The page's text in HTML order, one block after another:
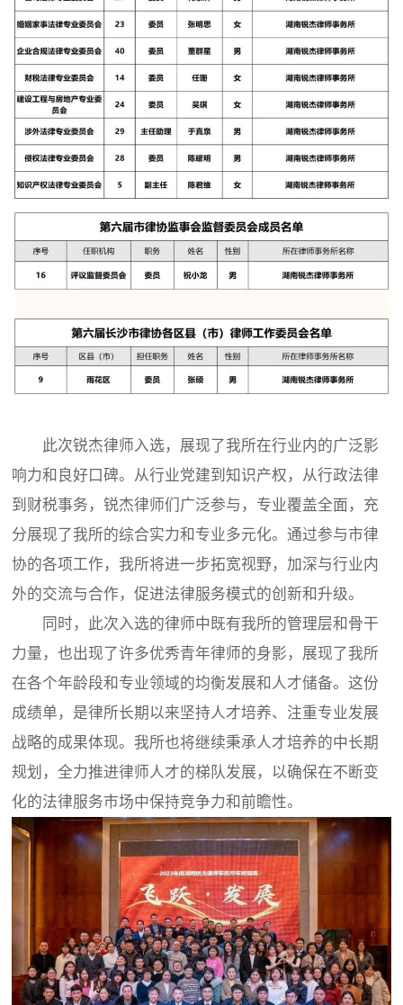
此次锐杰律师入选，展现了我所在行业内的广泛影
响力和良好口碑。从行业党建到知识产权，从行政法律
到财税事务，锐杰律师们广泛参与，专业覆盖全面，充
分展现了我所的综合实力和专业多元化。通过参与市律
协的各项工作，我所将进一步拓宽视野，加深与行业内
外的交流与合作，促进法律服务模式的创新和升级。
同时，此次入选的律师中既有我所的管理层和骨干
力量，也出现了许多优秀青年律师的身影，展现了我所
在各个年龄段和专业领域的均衡发展和人才储备。这份
成绩单，是律所长期以来坚持人才培养、注重专业发展
战略的成果体现。我所也将继续秉承人才培养的中长期
规划，全力推进律师人才的梯队发展，以确保在不断变
化的法律服务市场中保持竞争力和前瞻性。